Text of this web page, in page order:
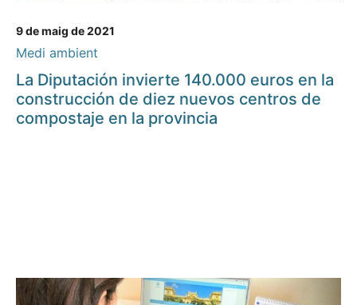
9 de maig de 2021
Medi ambient
La Diputación invierte 140.000 euros en la
construcción de diez nuevos centros de
compostaje en la provincia